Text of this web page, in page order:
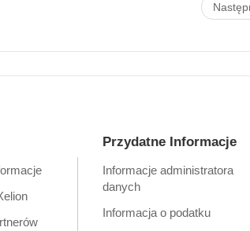
Przydatne Informacje
Informacje administratora
danych
Informacja o podatku